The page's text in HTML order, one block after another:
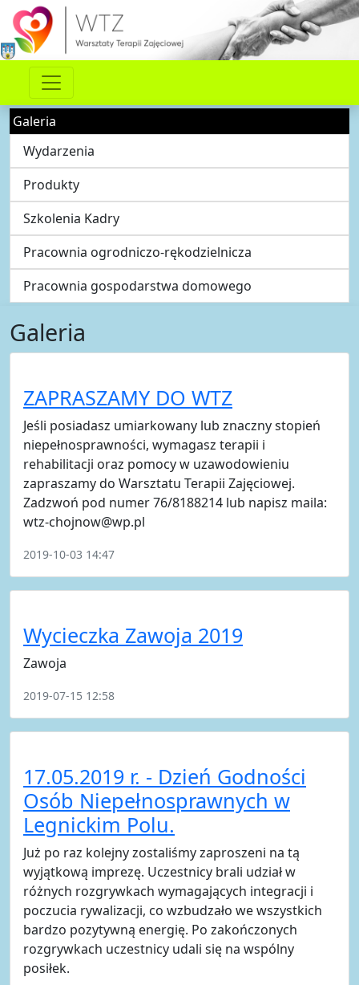
Galeria
Wydarzenia
Produkty
Szkolenia Kadry
Pracownia ogrodniczo-rękodzielnicza
Pracownia gospodarstwa domowego
Galeria
ZAPRASZAMY DO WTZ
Jeśli posiadasz umiarkowany lub znaczny stopień
niepełnosprawności, wymagasz terapii i
rehabilitacji oraz pomocy w uzawodowieniu
zapraszamy do Warsztatu Terapii Zajęciowej.
Zadzwoń pod numer 76/8188214 lub napisz maila:
wtz-chojnow@wp.pl
2019-10-03 14:47
Wycieczka Zawoja 2019
Zawoja
2019-07-15 12:58
17.05.2019 r. - Dzień Godności
Osób Niepełnosprawnych w
Legnickim Polu.
Już po raz kolejny zostaliśmy zaproszeni na tą
wyjątkową imprezę. Uczestnicy brali udział w
różnych rozgrywkach wymagających integracji i
poczucia rywalizacji, co wzbudzało we wszystkich
bardzo pozytywną energię. Po zakończonych
rozgrywkach uczestnicy udali się na wspólny
posiłek.